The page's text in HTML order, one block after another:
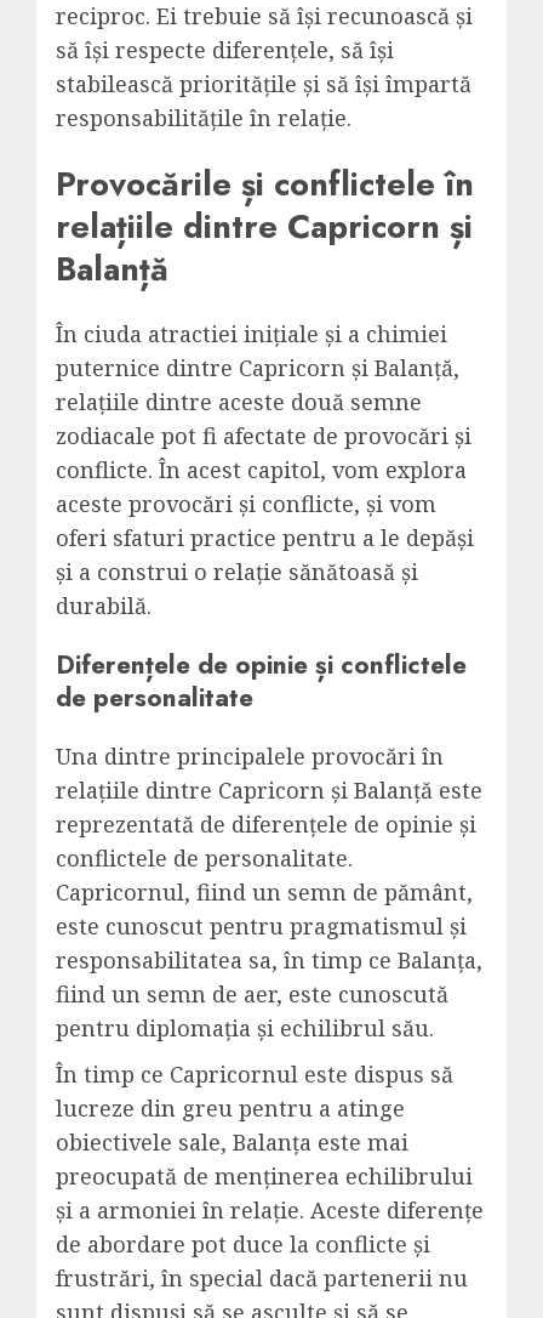
reciproc. Ei trebuie să își recunoască și
să își respecte diferențele, să își
stabilească prioritățile și să își împartă
responsabilitățile în relație.
Provocările și conflictele în
relațiile dintre Capricorn și
Balanță
În ciuda atractiei inițiale și a chimiei
puternice dintre Capricorn și Balanță,
relațiile dintre aceste două semne
zodiacale pot fi afectate de provocări și
conflicte. În acest capitol, vom explora
aceste provocări și conflicte, și vom
oferi sfaturi practice pentru a le depăși
și a construi o relație sănătoasă și
durabilă.
Diferențele de opinie și conflictele
de personalitate
Una dintre principalele provocări în
relațiile dintre Capricorn și Balanță este
reprezentată de diferențele de opinie și
conflictele de personalitate.
Capricornul, fiind un semn de pământ,
este cunoscut pentru pragmatismul și
responsabilitatea sa, în timp ce Balanța,
fiind un semn de aer, este cunoscută
pentru diplomația și echilibrul său.
În timp ce Capricornul este dispus să
lucreze din greu pentru a atinge
obiectivele sale, Balanța este mai
preocupată de menținerea echilibrului
și a armoniei în relație. Aceste diferențe
de abordare pot duce la conflicte și
frustrări, în special dacă partenerii nu
sunt dispuși să se asculte și să se